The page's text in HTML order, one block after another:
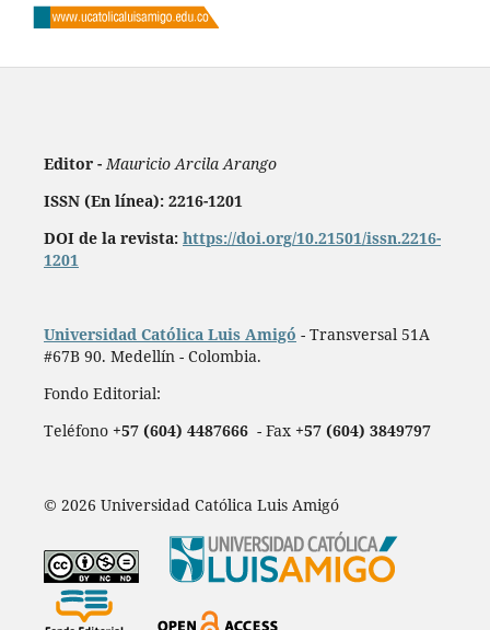
Editor -Mauricio Arcila Arango
ISSN (En línea): 2216-1201
DOI de la revista: https://doi.org/10.21501/issn.2216-
1201
Universidad Católica Luis Amigó - Transversal 51A
#67B 90. Medellín - Colombia.
Fondo Editorial:
Teléfono +57 (604) 4487666- Fax +57 (604) 3849797
© 2026 Universidad Católica Luis Amigó